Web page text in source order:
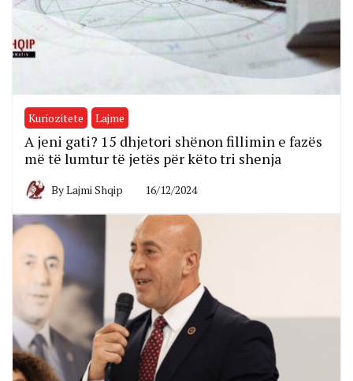
Kuriozitete Lajme
A jeni gati? 15 dhjetori shënon fillimin e fazës
më të lumtur të jetës për këto tri shenja
ByLajmi Shqip 16/12/2024